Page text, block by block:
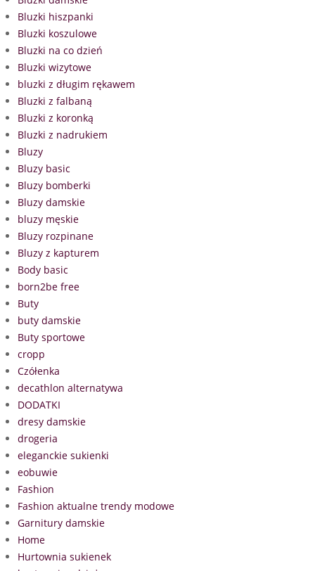
Bluzki hiszpanki
Bluzki koszulowe
Bluzki na co dzień
Bluzki wizytowe
bluzki z długim rękawem
Bluzki z falbaną
Bluzki z koronką
Bluzki z nadrukiem
Bluzy
Bluzy basic
Bluzy bomberki
Bluzy damskie
bluzy męskie
Bluzy rozpinane
Bluzy z kapturem
Body basic
born2be free
Buty
buty damskie
Buty sportowe
cropp
Czółenka
decathlon alternatywa
DODATKI
dresy damskie
drogeria
eleganckie sukienki
eobuwie
Fashion
Fashion aktualne trendy modowe
Garnitury damskie
Home
Hurtownia sukienek